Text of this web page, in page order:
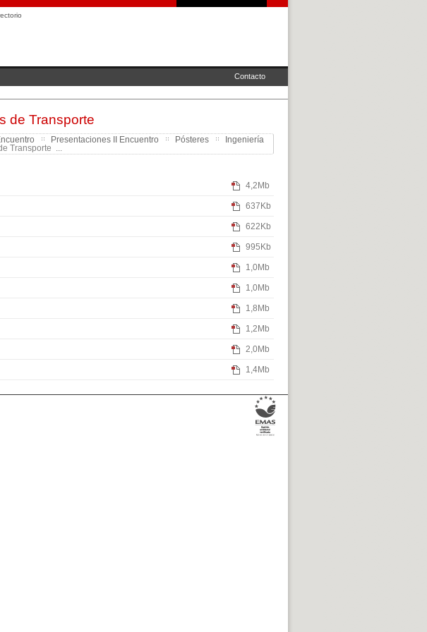
Contacto
de Transporte
Presentaciones II Encuentro Pósteres
Ingeniería
Transporte ...
4,2Mb
637Kb
622Kb
995Kb
1,0Mb
1,0Mb
1,8Mb
1,2Mb
2,0Mb
1,4Mb